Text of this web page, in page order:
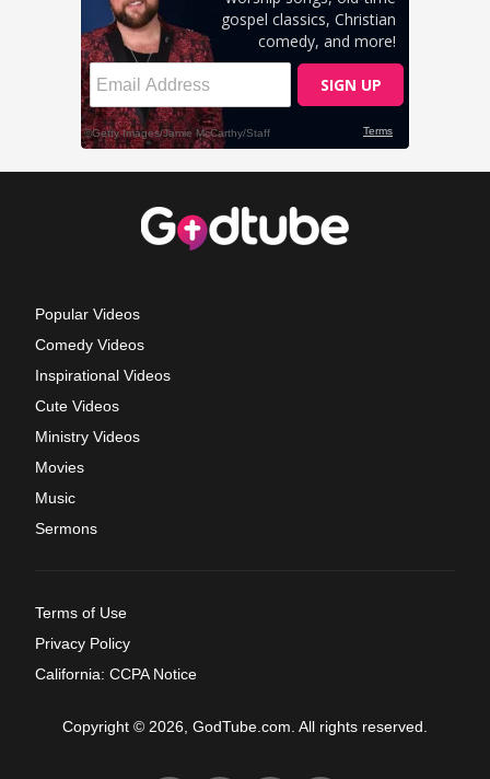
Popular Videos
Comedy Videos
Inspirational Videos
Cute Videos
Ministry Videos
Movies
Music
Sermons
Terms of Use
Privacy Policy
California: CCPA Notice
Copyright © 2026, GodTube.com. All rights reserved.